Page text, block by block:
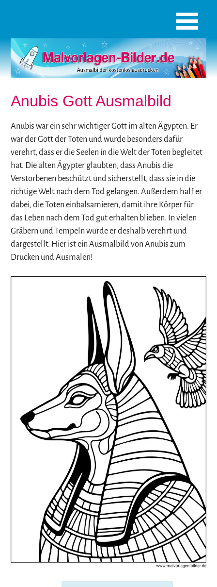
Anubis Gott Ausmalbild
Anubis war ein sehr wichtiger Gott im alten Ägypten. Er
war der Gott der Toten und wurde besonders dafür
verehrt, dass er die Seelen in die Welt der Toten begleitet
hat. Die alten Ägypter glaubten, dass Anubis die
Verstorbenen beschützt und sicherstellt, dass sie in die
richtige Welt nach dem Tod gelangen. Außerdem half er
dabei, die Toten einbalsamieren, damit ihre Körper für
das Leben nach dem Tod gut erhalten blieben. In vielen
Gräbern und Tempeln wurde er deshalb verehrt und
dargestellt. Hier ist ein Ausmalbild von Anubis zum
Drucken und Ausmalen!